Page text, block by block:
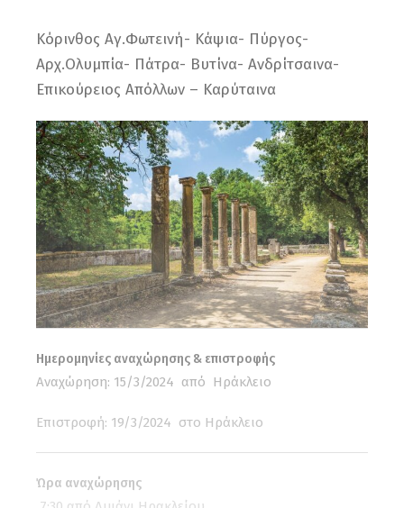
Κόρινθος Αγ.Φωτεινή- Κάψια- Πύργος-
Αρχ.Ολυμπία- Πάτρα- Βυτίνα- Ανδρίτσαινα-
Επικούρειος Απόλλων – Καρύταινα
Ημερομηνίες αναχώρησης & επιστροφής
Αναχώρηση: 15/3/2024 από Ηράκλειο
Επιστροφή: 19/3/2024 στο Ηράκλειο
Ώρα αναχώρησης